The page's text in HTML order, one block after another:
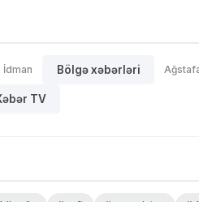
İdman Bölgə xəbərləri
TV